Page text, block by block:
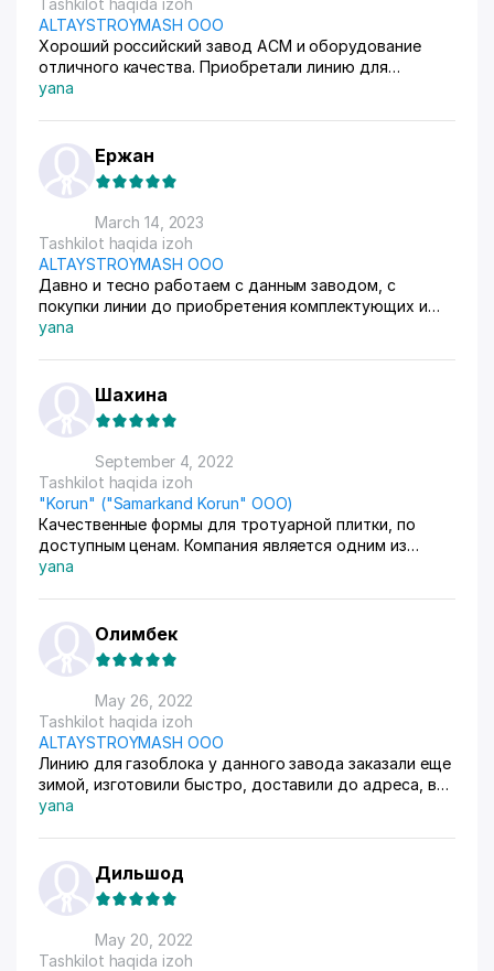
Tashkilot haqida izoh
ALTAYSTROYMASH OOO
Хороший российский завод АСМ и оборудование
отличного качества. Приобретали линию для
газобетона, также химические добавки закупаем по
yana
Ержан
March 14, 2023
Tashkilot haqida izoh
ALTAYSTROYMASH OOO
Давно и тесно работаем с данным заводом, с
покупки линии до приобретения комплектующих и
хим сырья для газобетона. Качеством обслуживания
появилось подделок данного оборудования,
ненадлежащего качества и без сопровождения по
технологии, будьте осторожны. Если хотите
нормально работать на оборудовании и развивать
бизнес на гозобетоне - берите линии у
АлтайСтройМаш.
yana
Шахина
September 4, 2022
Tashkilot haqida izoh
"Korun" ("Samarkand Korun" ООО)
Качественные формы для тротуарной плитки, по
доступным ценам. Компания является одним из
крупных экспортёров в Узбекистане. "Korun"
yana
Олимбек
May 26, 2022
Tashkilot haqida izoh
ALTAYSTROYMASH OOO
Линию для газоблока у данного завода заказали еще
зимой, изготовили быстро, доставили до адреса, всё
было хорошо упаковано. Установили сами, ничего
Оборудование работает как часы, спасибо!
yana
Дильшод
May 20, 2022
Tashkilot haqida izoh